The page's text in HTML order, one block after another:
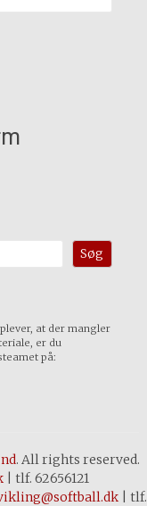
Søg
at der mangler
er du
på:
. All rights reserved.
tlf. 62656121
tlf.